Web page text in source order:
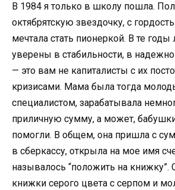
В 1984 я только в школу пошла.
октябрятскую звездочку, с
мечтала стать пионеркой. В те
уверены в стабильности, в
— это вам не капиталисты с их
кризисами. Мама была тогда
специалистом, зарабатывала
приличную сумму, а может,
помогли. В общем, она пришла с
в сберкассу, открыла на мое имя
называлось “положить на книжку”.
книжки серого цвета с серпом и